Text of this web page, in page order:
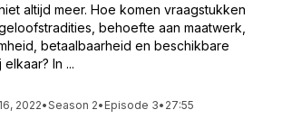
altijd meer. Hoe komen vraagstukken
behoefte aan maatwerk,
betaalbaarheid en beschikbare
In ...
2022•Season 2• Episode 3• 27:55